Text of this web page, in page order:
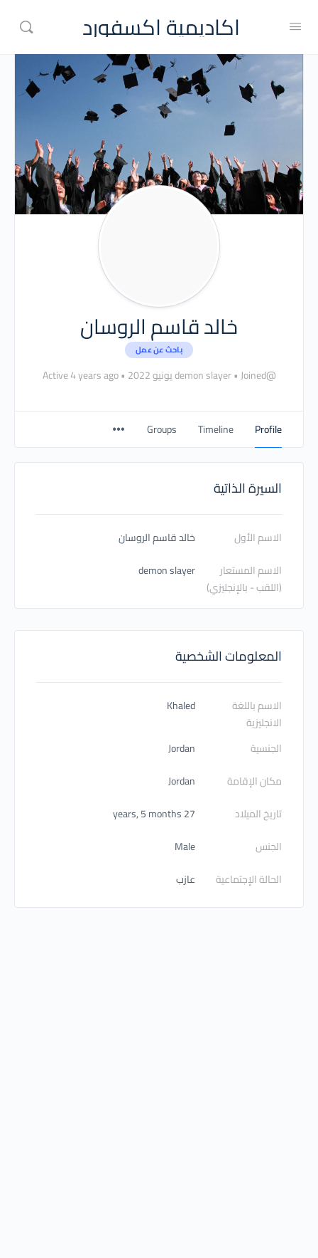
اكاديمية اكسفورد
خالد قاسم الروسان
باحث عن عمل
@demon slayer
•Joined يونيو 2022 •
Active 4 years ago
Profile
Timeline
Groups
السيرة الذاتية
الاسم الأول
خالد قاسم الروسان
الاسم المستعار
(اللقب - بالإنجليزي)
demon slayer
المعلومات الشخصية
الاسم باللغة
الانجليزية
Khaled
الجنسية
Jordan
مكان الإقامة
Jordan
تاريخ الميلاد
27 years, 5 months
الجنس
Male
الحالة الإجتماعية
عازب